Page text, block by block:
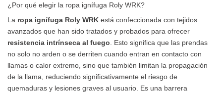
¿Por qué elegir la ropa ignífuga Roly WRK?
La ropa ignífuga Roly WRK está confeccionada con tejidos
avanzados que han sido tratados y probados para ofrecer
resistencia intrínseca al fuego . Esto significa que las prendas
no solo no arden o se derriten cuando entran en contacto con
llamas o calor extremo, sino que también limitan la propagación
de la llama, reduciendo significativamente el riesgo de
quemaduras y lesiones graves al usuario. Es una barrera